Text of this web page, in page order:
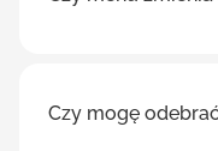
Czy mogę